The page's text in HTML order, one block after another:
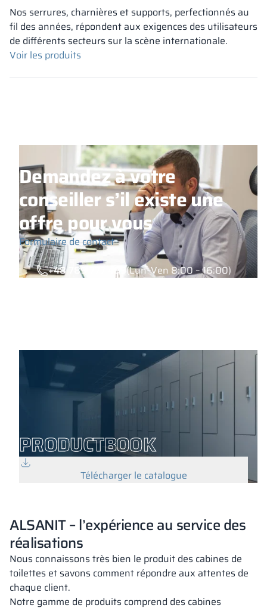
Nos serrures, charnières et supports, perfectionnés au
fil des années, répondent aux exigences des utilisateurs
de différents secteurs sur la scène internationale.
Voir les produits
Demandez à votre
conseiller s’il existe une
offre pour vous
Formulaire de contact
+48 789 777 485 (Lun–Ven 8:00 – 16:00)
PRODUCTBOOK
Télécharger le catalogue
ALSANIT – l’expérience au service des
réalisations
Nous connaissons très bien le produit des cabines de
toilettes et savons comment répondre aux attentes de
chaque client.
Notre gamme de produits comprend des cabines